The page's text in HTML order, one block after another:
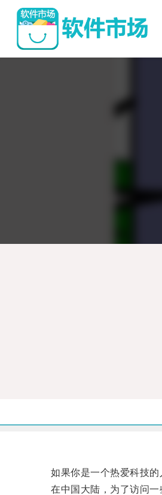
如果你是一个热爱科技的
在中国大陆，为了访问一